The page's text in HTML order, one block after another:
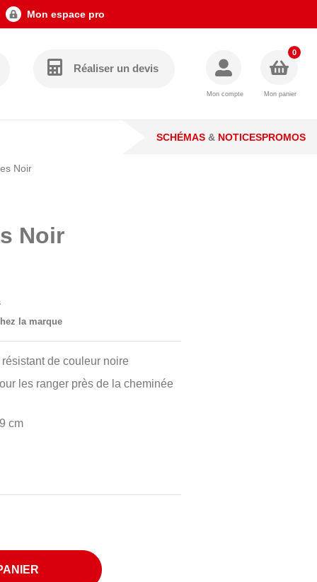
Mon espace pro
Réaliser un devis
Mon compte Mon panier
0
SCHÉMAS & NOTICESPROMOS
Noir
Noir
la marque
de couleur noire
les ranger près de la cheminée
cm